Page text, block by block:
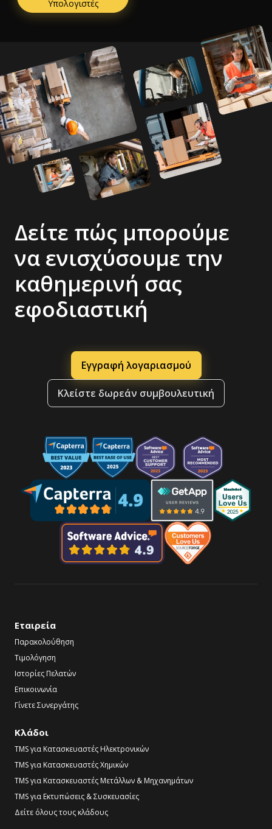
Υπολογιστές
Δείτε πώς μπορούμε
να ενισχύσουμε την
καθημερινή σας
εφοδιαστική
Εγγραφή λογαριασμού
Κλείστε δωρεάν συμβουλευτική
Εταιρεία
Παρακολούθηση
Τιμολόγηση
Ιστορίες Πελατών
Επικοινωνία
Γίνετε Συνεργάτης
Κλάδοι
TMS για Κατασκευαστές Ηλεκτρονικών
TMS για Κατασκευαστές Χημικών
TMS για Κατασκευαστές Μετάλλων & Μηχανημάτων
TMS για Εκτυπώσεις & Συσκευασίες
Δείτε όλους τους κλάδους